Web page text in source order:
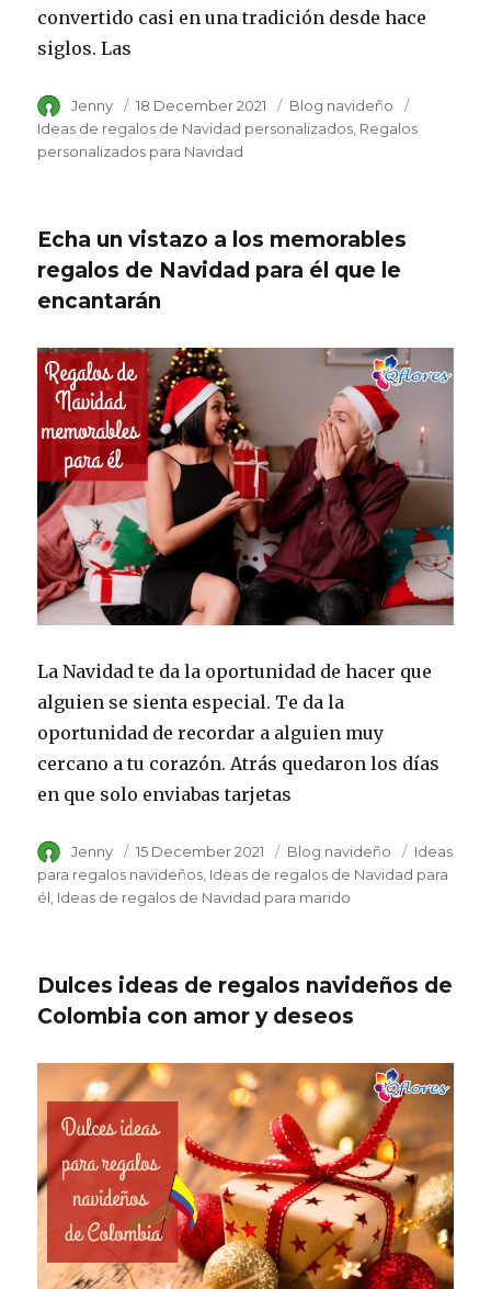
convertido casi en una tradición desde hace
siglos. Las
Author
Jenny
Posted
on
18 December 2021 Category
Blog navideño
Ideas de regalos de Navidad personalizados Regalos
personalizados para Navidad
Echa un vistazo a los memorables
regalos de Navidad para él que le
encantarán
La Navidad te da la oportunidad de hacer que
alguien se sienta especial. Te da la
oportunidad de recordar a alguien muy
cercano a tu corazón. Atrás quedaron los días
en que solo enviabas tarjetas
Author
Jenny
Posted
on
15 December 2021 Category
Blog navideño Tags
Ideas
para regalos navideños Ideas de regalos de Navidad para
él Ideas de regalos de Navidad para marido
Dulces ideas de regalos navideños de
Colombia con amor y deseos